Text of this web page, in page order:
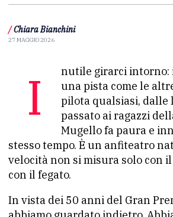
/ Chiara Bianchini
27 MAGGIO 2026
Inutile girarci intorno:
una pista come le
pilota qualsiasi, dalle
passato ai ragazzi
Mugello fa paura e
stesso tempo. È un anfiteatro
velocità non si misura solo con
con il fegato.
In vista dei 50 anni del Gran